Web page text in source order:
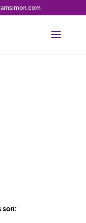
son: